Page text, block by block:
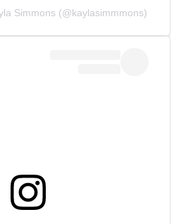
Simmons (@kaylasimmmons)